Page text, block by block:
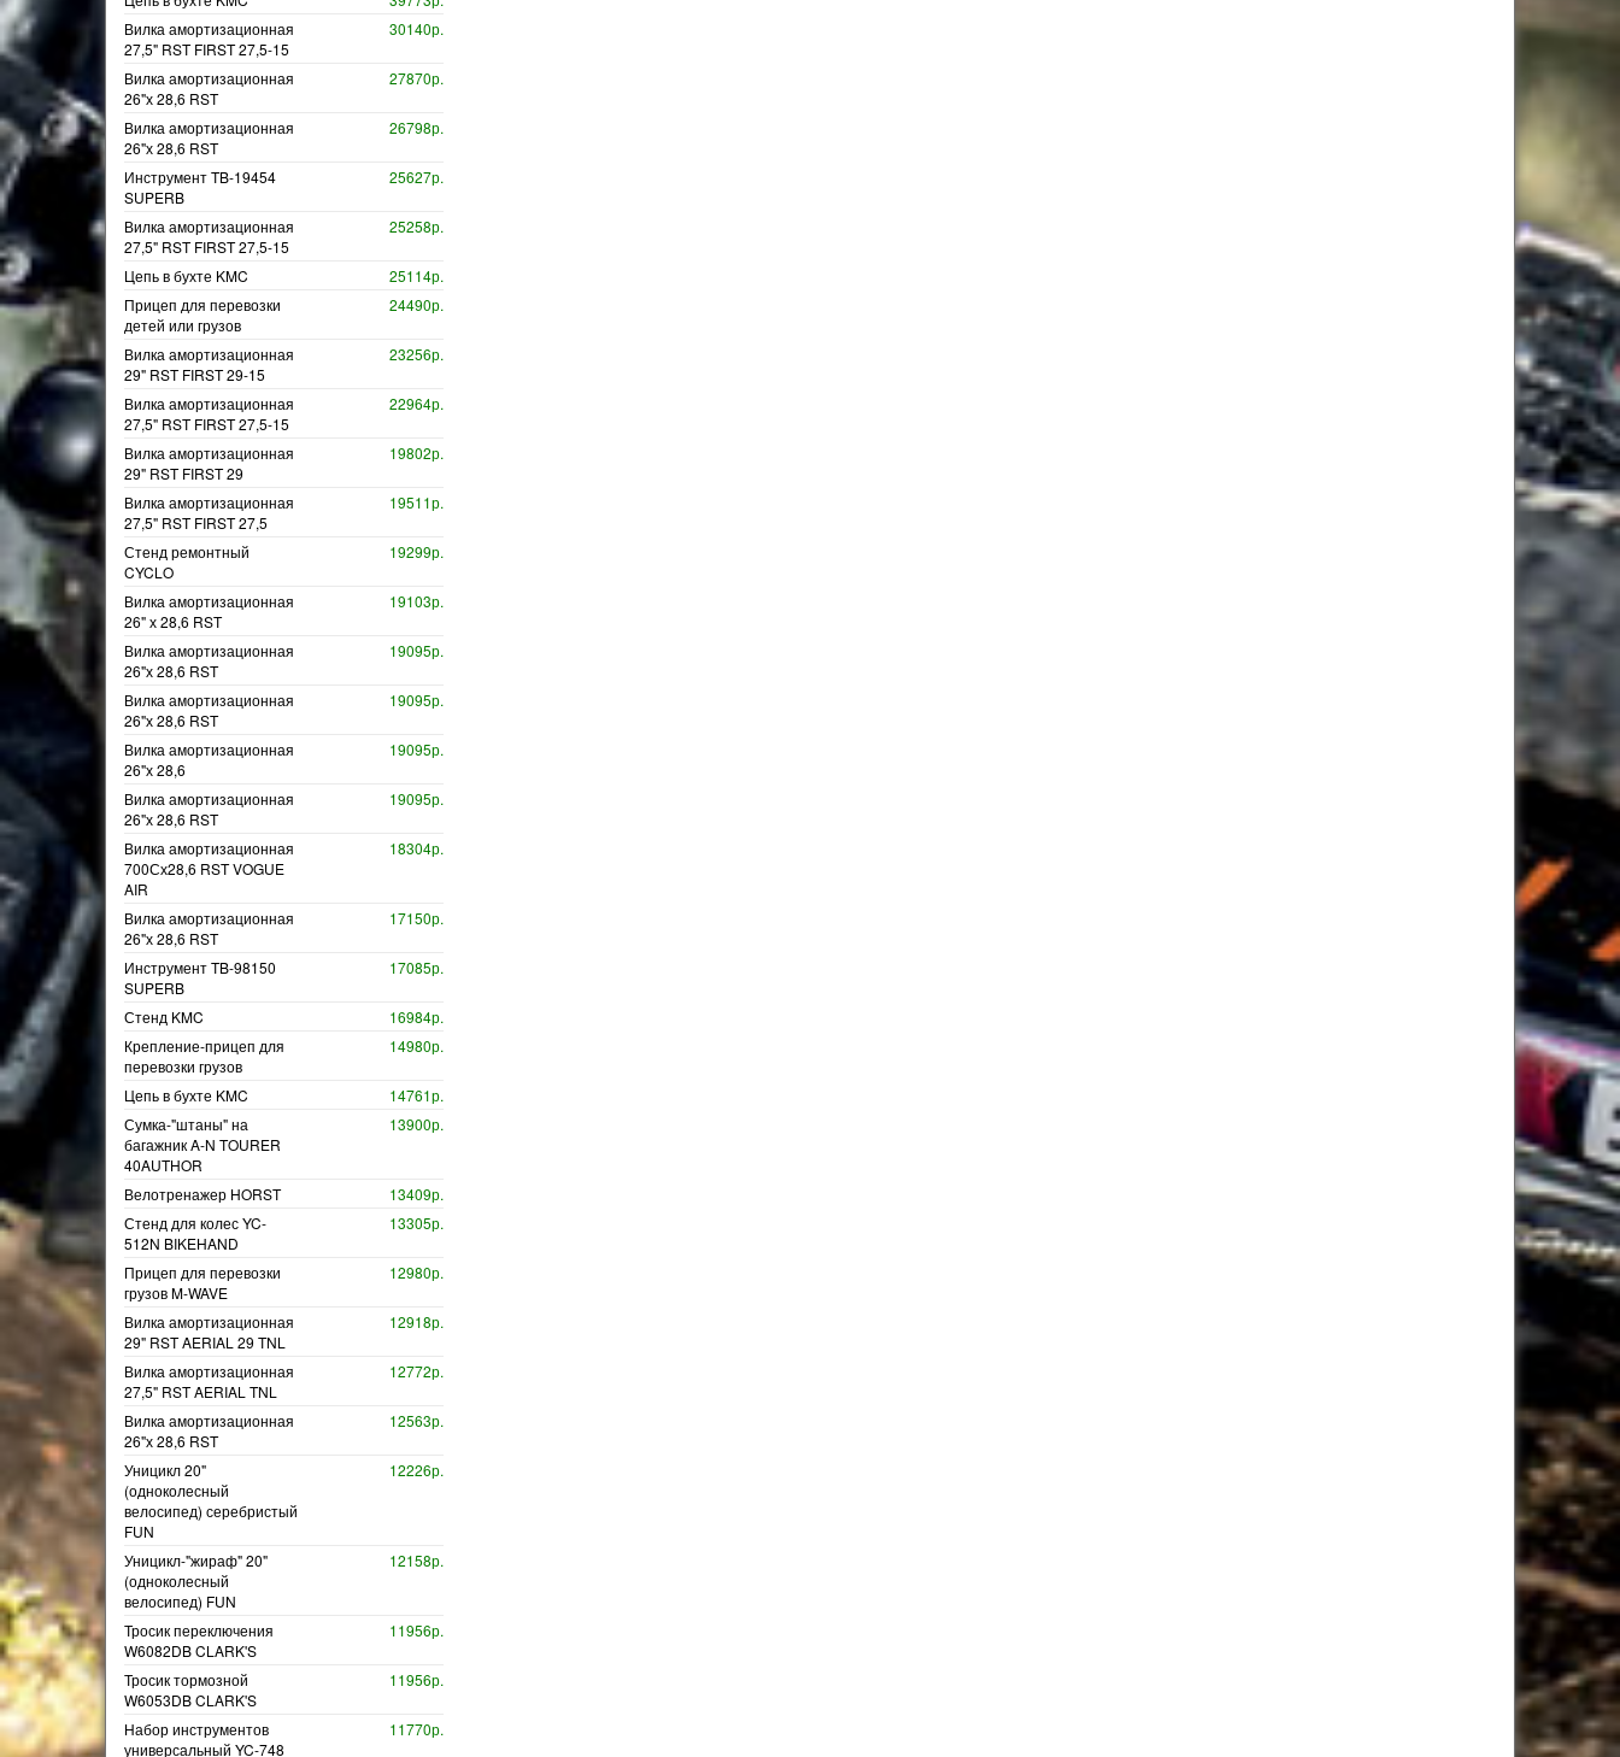
Вилка амортизационная
27,5" RST FIRST 27,5-15
30140р.
Вилка амортизационная
26"х 28,6 RST
27870р.
Вилка амортизационная
26"х 28,6 RST
26798р.
Инструмент TB-19454
SUPERB
25627р.
Вилка амортизационная
27,5" RST FIRST 27,5-15
25258р.
Цепь в бухте KMC
25114р.
Прицеп для перевозки
детей или грузов
24490р.
Вилка амортизационная
29" RST FIRST 29-15
23256р.
Вилка амортизационная
27,5" RST FIRST 27,5-15
22964р.
Вилка амортизационная
29" RST FIRST 29
19802р.
Вилка амортизационная
27,5" RST FIRST 27,5
19511р.
Стенд ремонтный
CYCLO
19299р.
Вилка амортизационная
26" х 28,6 RST
19103р.
Вилка амортизационная
26"х 28,6 RST
19095р.
Вилка амортизационная
26"х 28,6 RST
19095р.
Вилка амортизационная
26"х 28,6
19095р.
Вилка амортизационная
26"х 28,6 RST
19095р.
Вилка амортизационная
700Сх28,6 RST VOGUE
AIR
18304р.
Вилка амортизационная
26"х 28,6 RST
17150р.
Инструмент TB-98150
SUPERB
17085р.
Стенд KMC
16984р.
Крепление-прицеп для
перевозки грузов
14980р.
Цепь в бухте KMC
14761р.
Сумка-"штаны" на
багажник A-N TOURER
40AUTHOR
13900р.
Велотренажер HORST
13409р.
Стенд для колес YC-
512N BIKEHAND
13305р.
Прицеп для перевозки
грузов M-WAVE
12980р.
Вилка амортизационная
29" RST AERIAL 29 TNL
12918р.
Вилка амортизационная
27,5" RST AERIAL TNL
12772р.
Вилка амортизационная
26"х 28,6 RST
12563р.
Уницикл 20"
(одноколесный
велосипед) серебристый
FUN
12226р.
Уницикл-"жираф" 20"
(одноколесный
велосипед) FUN
12158р.
Тросик переключения
W6082DB CLARK'S
11956р.
Тросик тормозной
W6053DB CLARK'S
11956р.
Набор инструментов
универсальный YC-748
11770р.